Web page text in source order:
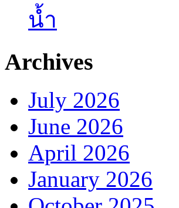
น้ำ
Archives
July 2026
June 2026
April 2026
January 2026